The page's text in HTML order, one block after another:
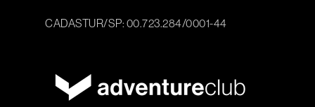
CADASTUR/SP: 00.723.284/0001-44